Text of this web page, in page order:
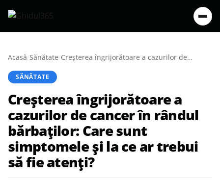
Acasă/Sănătate/ Creșterea îngrijorătoare a cazurilor de cancer în rândul bărbaților: Care sunt simptomele și la ce ar trebui să fie atenți?
SĂNĂTATE
Creșterea îngrijorătoare a
cazurilor de cancer în rândul
bărbaților: Care sunt
simptomele și la ce ar trebui
să fie atenți?